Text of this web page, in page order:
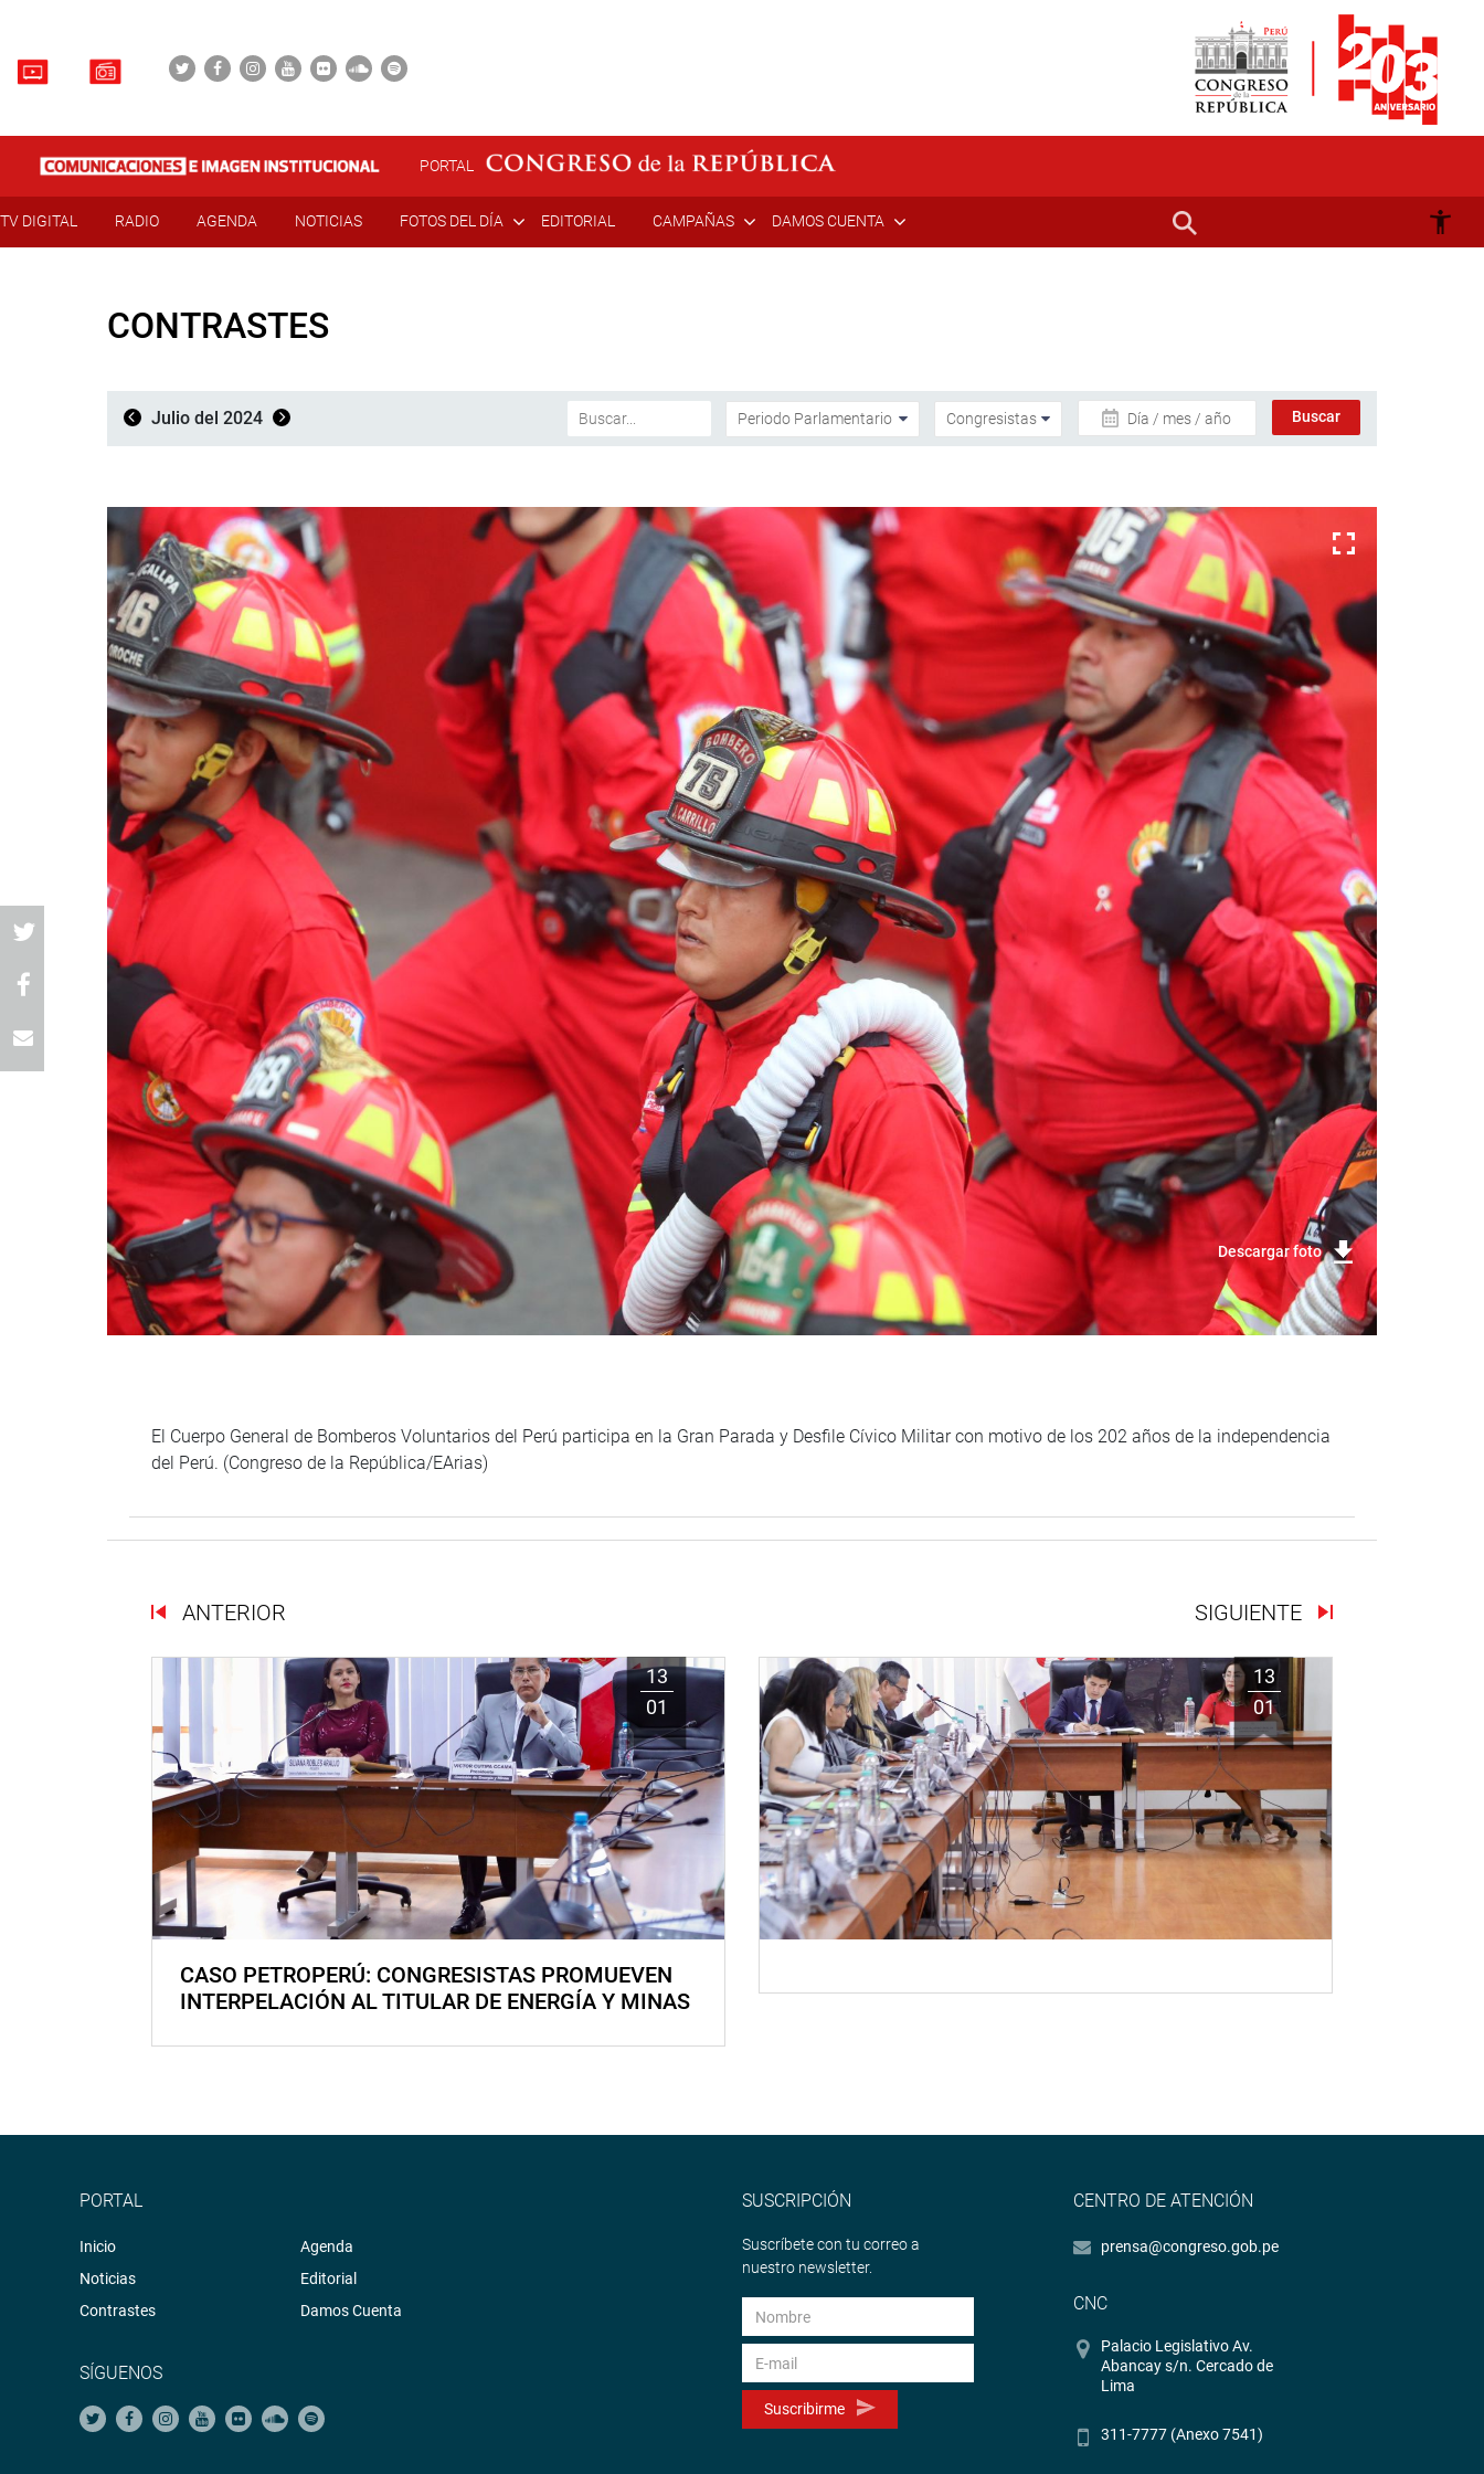
PORTAL
TV DIGITAL RADIO AGENDA NOTICIAS FOTOS DEL DÍA EDITORIAL CAMPAÑAS DAMOS CUENTA
CONTRASTES
Julio del 2024 Día / mes / año
Descargar foto
El Cuerpo General de Bomberos Voluntarios del Perú participa en la Gran Parada y Desfile Cívico Militar con motivo de los 202 años de la independencia
del Perú. (Congreso de la República/EArias)
ANTERIOR SIGUIENTE
13
01
CASO PETROPERÚ: CONGRESISTAS PROMUEVEN
INTERPELACIÓN AL TITULAR DE ENERGÍA Y MINAS
13
01
PORTAL
Inicio
Noticias
Contrastes
Agenda
Editorial
Damos Cuenta
SÍGUENOS
SUSCRIPCIÓN
Suscríbete con tu correo a
nuestro newsletter.
Suscribirme
CENTRO DE ATENCIÓN
prensa@congreso.gob.pe
CNC
Palacio Legislativo Av.
Abancay s/n. Cercado de
Lima
311-7777 (Anexo 7541)